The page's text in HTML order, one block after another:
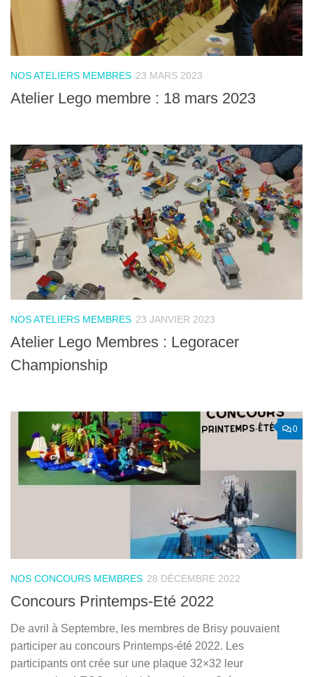
NOS ATELIERS MEMBRES 23 MARS 2023
Atelier Lego membre : 18 mars 2023
NOS ATELIERS MEMBRES 23 JANVIER 2023
Atelier Lego Membres : Legoracer
Championship
0
NOS CONCOURS MEMBRES 28 DÉCEMBRE 2022
Concours Printemps-Eté 2022
De avril à Septembre, les membres de Brisy pouvaient
participer au concours Printemps-été 2022. Les
participants ont crée sur une plaque 32×32 leur